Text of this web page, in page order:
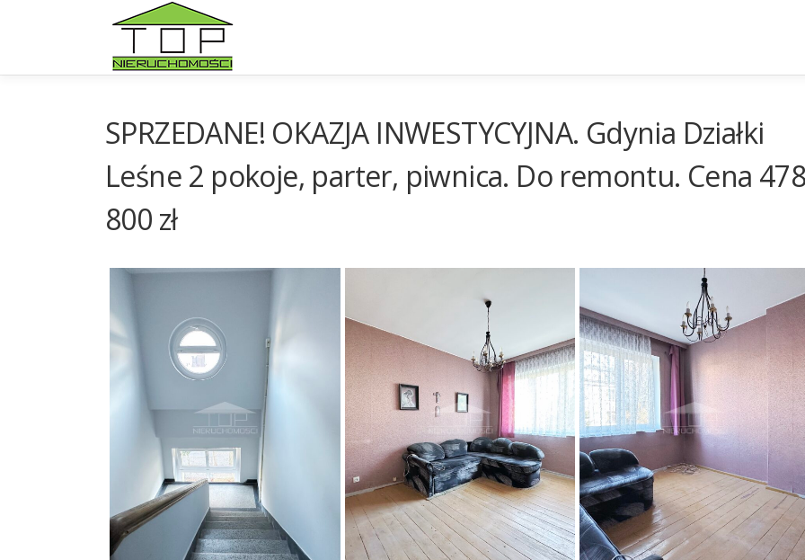
SPRZEDANE! OKAZJA INWESTYCYJNA. Gdynia Działki
Leśne 2 pokoje, parter, piwnica. Do remontu. Cena 478
800 zł